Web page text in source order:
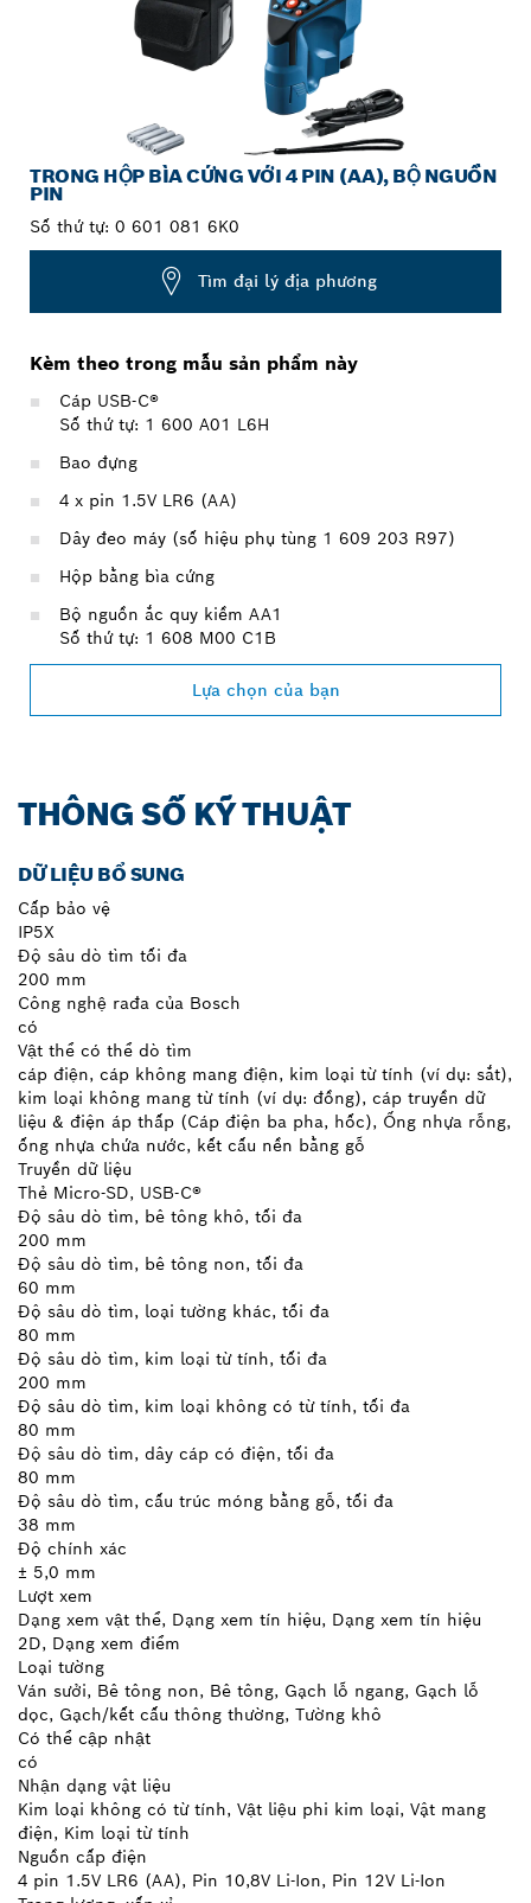
TRONG HỘP BÌA CỨNG VỚI 4 PIN (AA), BỘ NGUỒN
PIN
Số thứ tự: 0 601 081 6K0
Tìm đại lý địa phương
Kèm theo trong mẫu sản phẩm này
Cáp USB-C®
Số thứ tự: 1 600 A01 L6H
Bao đựng
4 x pin 1.5V LR6 (AA)
Dây đeo máy (số hiệu phụ tùng 1 609 203 R97)
Hộp bằng bìa cứng
Bộ nguồn ắc quy kiềm AA1
Số thứ tự: 1 608 M00 C1B
Lựa chọn của bạn
THÔNG SỐ KỸ THUẬT
DỮ LIỆU BỔ SUNG
Cấp bảo vệ
IP5X
Độ sâu dò tìm tối đa
200 mm
Công nghệ rađa của Bosch
có
Vật thể có thể dò tìm
cáp điện, cáp không mang điện, kim loại từ tính (ví dụ: sắt),
kim loại không mang từ tính (ví dụ: đồng), cáp truyền dữ
liệu & điện áp thấp (Cáp điện ba pha, hốc), Ống nhựa rỗng,
ống nhựa chứa nước, kết cấu nền bằng gỗ
Truyền dữ liệu
Thẻ Micro-SD, USB-C®
Độ sâu dò tìm, bê tông khô, tối đa
200 mm
Độ sâu dò tìm, bê tông non, tối đa
60 mm
Độ sâu dò tìm, loại tường khác, tối đa
80 mm
Độ sâu dò tìm, kim loại từ tính, tối đa
200 mm
Độ sâu dò tìm, kim loại không có từ tính, tối đa
80 mm
Độ sâu dò tìm, dây cáp có điện, tối đa
80 mm
Độ sâu dò tìm, cấu trúc móng bằng gỗ, tối đa
38 mm
Độ chính xác
± 5,0 mm
Lượt xem
Dạng xem vật thể, Dạng xem tín hiệu, Dạng xem tín hiệu
2D, Dạng xem điểm
Loại tường
Ván sưởi, Bê tông non, Bê tông, Gạch lỗ ngang, Gạch lỗ
dọc, Gạch/kết cấu thông thường, Tường khô
Có thể cập nhật
có
Nhận dạng vật liệu
Kim loại không có từ tính, Vật liệu phi kim loại, Vật mang
điện, Kim loại từ tính
Nguồn cấp điện
4 pin 1.5V LR6 (AA), Pin 10,8V Li-Ion, Pin 12V Li-Ion